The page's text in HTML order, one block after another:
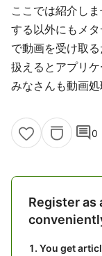
ここでは紹介し
する以外にもメ
で動画を受け取
扱えるとアプリケ
みなさんも動画
comment0
Register as
You get